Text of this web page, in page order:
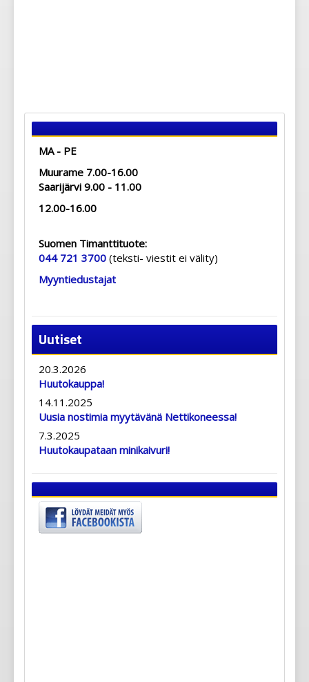
MA - PE
Muurame 7.00-16.00
Saarijärvi 9.00 - 11.00
12.00-16.00
Suomen Timanttituote:
044 721 3700 (teksti- viestit ei välity)
Myyntiedustajat
Uutiset
20.3.2026
Huutokauppa!
14.11.2025
Uusia nostimia myytävänä Nettikoneessa!
7.3.2025
Huutokaupataan minikaivuri!